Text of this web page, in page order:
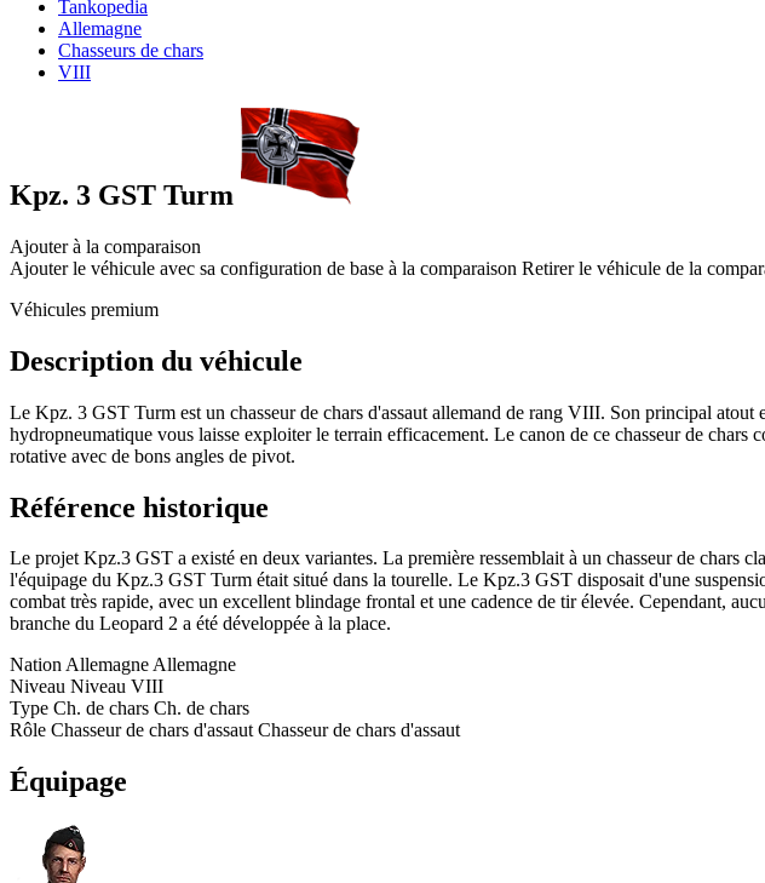
Tankopedia
Allemagne
Chasseurs de chars
VIII
Kpz. 3 GST Turm
Ajouter à la comparaison
Ajouter le véhicule avec sa configuration de base à la comparaison Retirer le véhicule de la
Véhicules premium
Description du véhicule
Le Kpz. 3 GST Turm est un chasseur de chars d'assaut allemand de rang VIII. Son principal
hydropneumatique vous laisse exploiter le terrain efficacement. Le canon de ce chasseur de
rotative avec de bons angles de pivot.
Référence historique
Le projet Kpz.3 GST a existé en deux variantes. La première ressemblait à un chasseur de
l'équipage du Kpz.3 GST Turm était situé dans la tourelle. Le Kpz.3 GST disposait d'une
combat très rapide, avec un excellent blindage frontal et une cadence de tir élevée. Cependant,
branche du Leopard 2 a été développée à la place.
NationAllemagneAllemagne
Niveau Niveau VIII
Type Ch. de chars Ch. de chars
Rôle Chasseur de chars d'assaut Chasseur de chars d'assaut
Équipage